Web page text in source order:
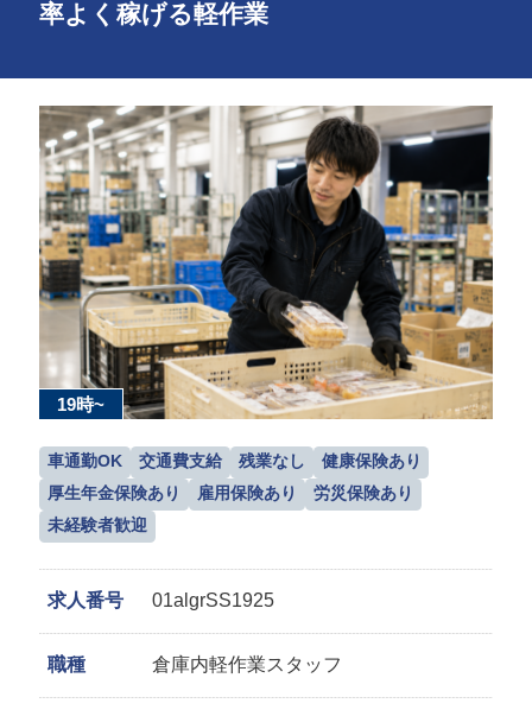
率よく稼げる軽作業
19時~
車通勤OK 交通費支給 残業なし
健康保険あり
厚生年金保険あり
雇用保険あり
労災保険あり
未経験者歓迎
求人番号 01algrSS1925
職種 倉庫内軽作業スタッフ